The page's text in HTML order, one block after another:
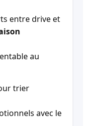
entre drive et
au
trier
avec le